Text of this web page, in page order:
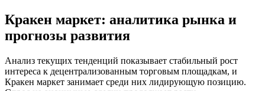
Кракен маркет: аналитика рынка и
прогнозы развития
Анализ текущих тенденций показывает стабильный рост
интереса к децентрализованным торговым площадкам, и
Кракен маркет занимает среди них лидирующую позицию.